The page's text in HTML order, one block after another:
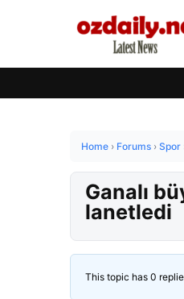
Home › Forums › Spor
Ganalı
lanetledi
This topic has 0